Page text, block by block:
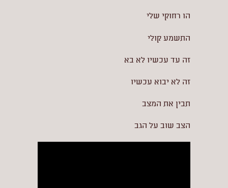
הו רחוקי שלי
התשמע קולי
זה עד עכשיו לא בא
זה לא יבוא עכשיו
תבין את המצב
הצב שוב על הגב